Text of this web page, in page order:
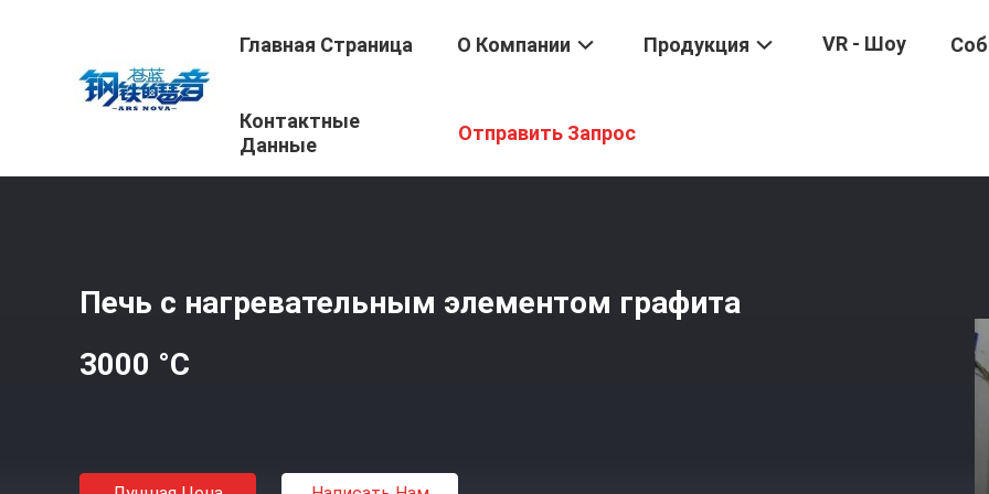
Главная Страница О Компании Продукция VR - Шоу
Контактные
Данные
Отправить Запрос
Продукция / Печь Индукции Вакуума Плавя
Печь с нагревательным элементом графита
3000 °C